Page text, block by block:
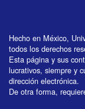
Hecho en México,
todos los derechos
Esta página y sus
lucrativos, siempre y
dirección electrónica.
De otra forma,